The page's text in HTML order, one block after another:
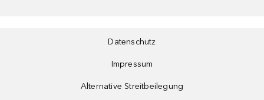
Datenschutz
Impressum
Alternative Streitbeilegung